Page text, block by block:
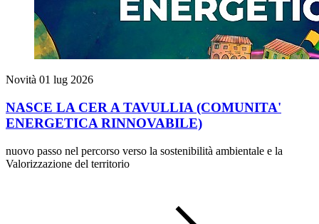
Novità 01 lug 2026
NASCE LA CER A TAVULLIA (COMUNITA'
ENERGETICA RINNOVABILE)
nuovo passo nel percorso verso la sostenibilità ambientale e la
Valorizzazione del territorio